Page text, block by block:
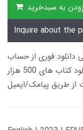
به سبدخرید
Inquire about the
600 هزار تومانی دانلود فوری از حساب
کاربری می باشد، و زمان تحویل لینک دانلود کتاب های 500 هزار